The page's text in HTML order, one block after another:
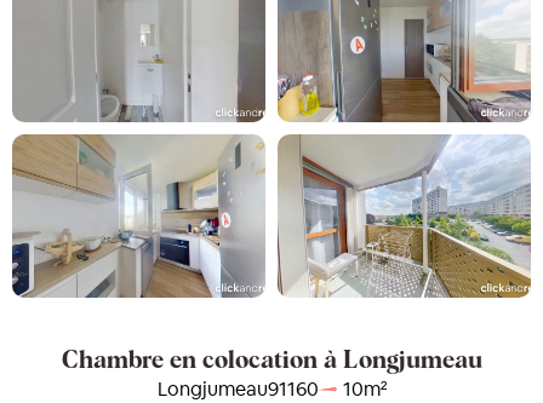
Chambre en colocation à Longjumeau
Longjumeau91160 10m²